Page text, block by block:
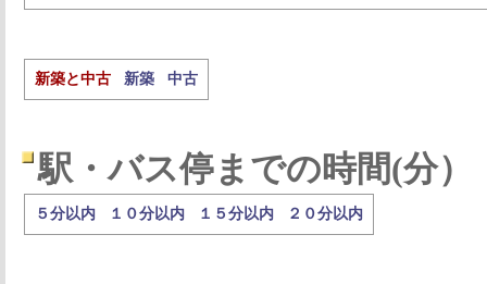
新築と中古 新築 中古
駅・バス停までの時間(分）
５分以内 １０分以内 １５分以内 ２０分以内